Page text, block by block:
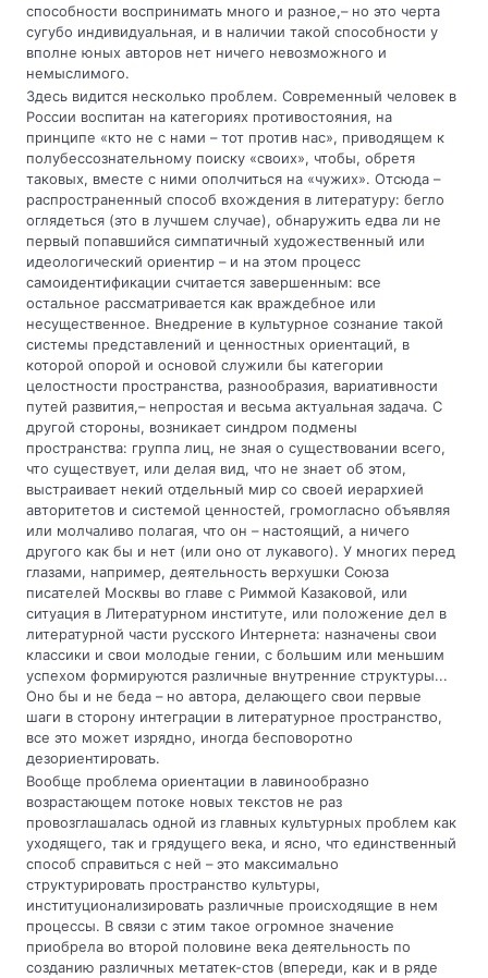
способности воспринимать много и разное,– но это черта
сугубо индивидуальная, и в наличии такой способности у
вполне юных авторов нет ничего невозможного и
немыслимого.
Здесь видится несколько проблем. Современный человек в
России воспитан на категориях противостояния, на
принципе «кто не с нами – тот против нас», приводящем к
полубессознательному поиску «своих», чтобы, обретя
таковых, вместе с ними ополчиться на «чужих». Отсюда –
распространенный способ вхождения в литературу: бегло
оглядеться (это в лучшем случае), обнаружить едва ли не
первый попавшийся симпатичный художественный или
идеологический ориентир – и на этом процесс
самоидентификации считается завершенным: все
остальное рассматривается как враждебное или
несущественное. Внедрение в культурное сознание такой
системы представлений и ценностных ориентаций, в
которой опорой и основой служили бы категории
целостности пространства, разнообразия, вариативности
путей развития,– непростая и весьма актуальная задача. С
другой стороны, возникает синдром подмены
пространства: группа лиц, не зная о существовании всего,
что существует, или делая вид, что не знает об этом,
выстраивает некий отдельный мир со своей иерархией
авторитетов и системой ценностей, громогласно объявляя
или молчаливо полагая, что он – настоящий, а ничего
другого как бы и нет (или оно от лукавого). У многих перед
глазами, например, деятельность верхушки Союза
писателей Москвы во главе с Риммой Казаковой, или
ситуация в Литературном институте, или положение дел в
литературной части русского Интернета: назначены свои
классики и свои молодые гении, с большим или меньшим
успехом формируются различные внутренние структуры...
Оно бы и не беда – но автора, делающего свои первые
шаги в сторону интеграции в литературное пространство,
все это может изрядно, иногда бесповоротно
дезориентировать.
Вообще проблема ориентации в лавинообразно
возрастающем потоке новых текстов не раз
провозглашалась одной из главных культурных проблем как
уходящего, так и грядущего века, и ясно, что единственный
способ справиться с ней – это максимально
структурировать пространство культуры,
институционализировать различные происходящие в нем
процессы. В связи с этим такое огромное значение
приобрела во второй половине века деятельность по
созданию различных метатек-стов (впереди, как и в ряде